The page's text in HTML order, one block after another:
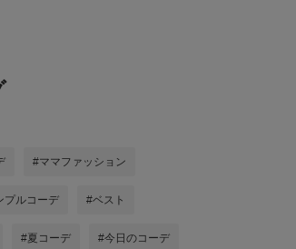
#ママファッション
プルコーデ #ベスト
#夏コーデ #今日のコーデ